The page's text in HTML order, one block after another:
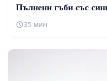
Пълнени гъби със
35 мин